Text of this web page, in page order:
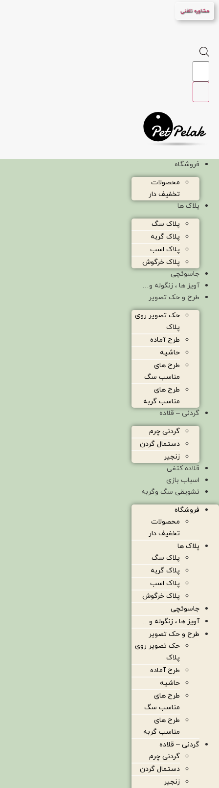
پرش
به
مشاوره تلفنی
Products
فروشگاه
محصولات
تخفیف دار
پلاک ها
پلاک سگ
پلاک گربه
پلاک اسب
پلاک خرگوش
جاسوئچی
آویز ها ، زنگوله و…
طرح و حک تصویر
حک تصویر روی
پلاک
طرح آماده
حاشیه
طرح های
مناسب سگ
طرح های
مناسب گربه
گردنی – قلاده
گردنی چرم
دستمال گردن
زنجیر
قلاده کتفی
اسباب بازی
تشویقی سگ وگربه
فروشگاه
محصولات
تخفیف دار
پلاک ها
پلاک سگ
پلاک گربه
پلاک اسب
پلاک خرگوش
جاسوئچی
آویز ها ، زنگوله و…
طرح و حک تصویر
حک تصویر روی
پلاک
طرح آماده
حاشیه
طرح های
مناسب سگ
طرح های
مناسب گربه
گردنی – قلاده
گردنی چرم
دستمال گردن
زنجیر